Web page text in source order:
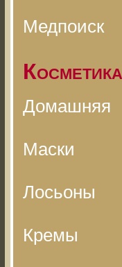
Медпоиск
Косметика
Домашняя
Маски
Лосьоны
Кремы